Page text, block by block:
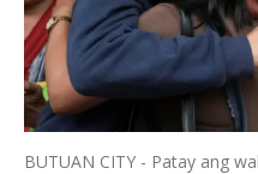
BUTUAN CITY - Patay ang